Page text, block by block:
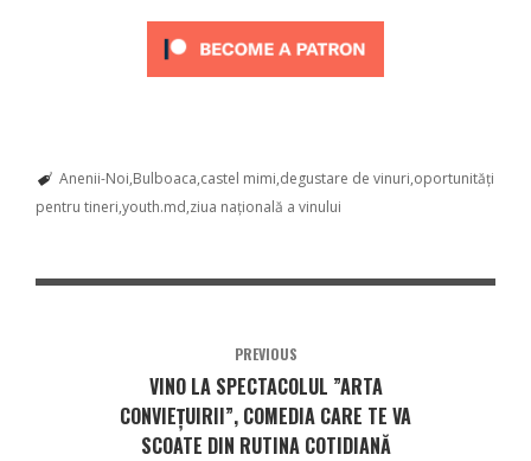
Anenii-Noi Bulboaca castel mimi degustare de vinuri oportunități
pentru tineri youth.md ziua națională a vinului
PREVIOUS
VINO LA SPECTACOLUL ”ARTA
CONVIEȚUIRII”, COMEDIA CARE TE VA
SCOATE DIN RUTINA COTIDIANĂ